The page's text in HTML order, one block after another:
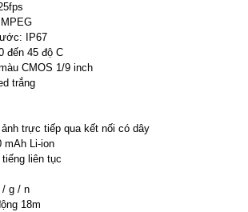
IP67
đến 45 độ C
CMOS 1/9 inch
trắng
trực tiếp qua kết nối có dây
mAh Li-ion
liên tục
/ g / n
18m